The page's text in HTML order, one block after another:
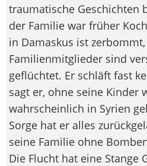
traumatische Geschichten
der Familie war früher
in Damaskus ist
Familienmitglieder sind
geflüchtet. Er schläft fast
sagt er, ohne seine Kinder
wahrscheinlich in Syrien
Sorge hat er alles
seine Familie ohne
Die Flucht hat eine Stange